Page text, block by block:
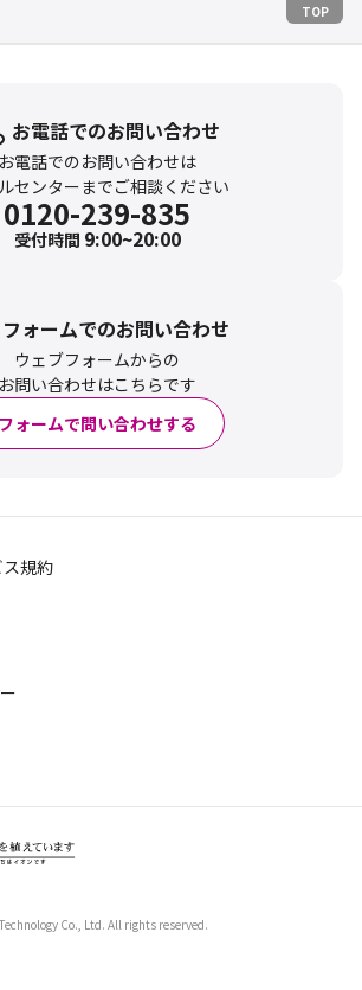
TOP
お電話でのお問い合わせ
お電話でのお問い合わせは
センターまでご相談ください
0120-239-835
受付時間 9:00~20:00
フォームでのお問い合わせ
ウェブフォームからの
お問い合わせはこちらです
フォームで問い合わせする
規約
Co., Ltd. All rights reserved.